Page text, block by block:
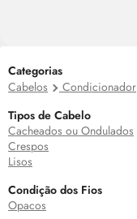
Categorias
Cabelos
Condicionador
Tipos de Cabelo
Cacheados ou Ondulados
Crespos
Lisos
Condição dos Fios
Opacos